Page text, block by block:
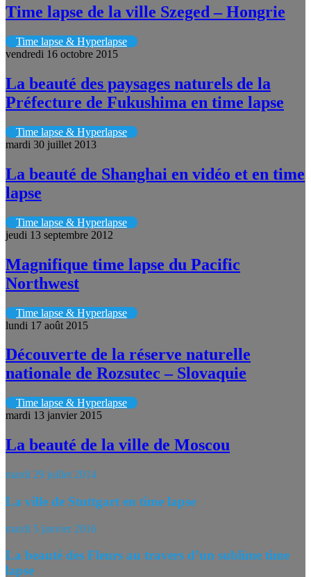
Time lapse de la ville Szeged – Hongrie
Time lapse & Hyperlapse
vendredi 16 octobre 2015
La beauté des paysages naturels de la
Préfecture de Fukushima en time lapse
Time lapse & Hyperlapse
mardi 30 juillet 2013
La beauté de Shanghai en vidéo et en time
lapse
Time lapse & Hyperlapse
jeudi 13 septembre 2012
Magnifique time lapse du Pacific
Northwest
Time lapse & Hyperlapse
lundi 17 août 2015
Découverte de la réserve naturelle
nationale de Rozsutec – Slovaquie
Time lapse & Hyperlapse
mardi 13 janvier 2015
La beauté de la ville de Moscou
mardi 29 juillet 2014
La ville de Stuttgart en time lapse
mardi 5 janvier 2016
La beauté des Fleurs au travers d’un sublime time
lapse